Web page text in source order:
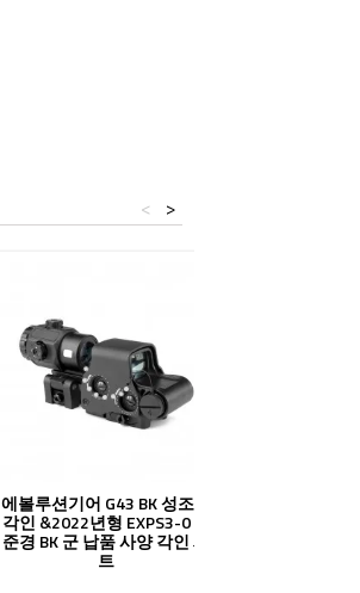
>
<
에볼루션기어 G43 BK 성조기
각인 &2022년형 EXPS3-0 조
준경 BK 군 납품 사양 각인 세
트